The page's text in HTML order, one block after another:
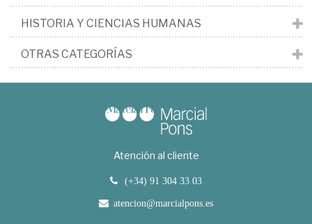
HISTORIA Y CIENCIAS HUMANAS
OTRAS CATEGORÍAS
Atención al cliente
(+34) 91 304 33 03
atencion@marcialpons.es